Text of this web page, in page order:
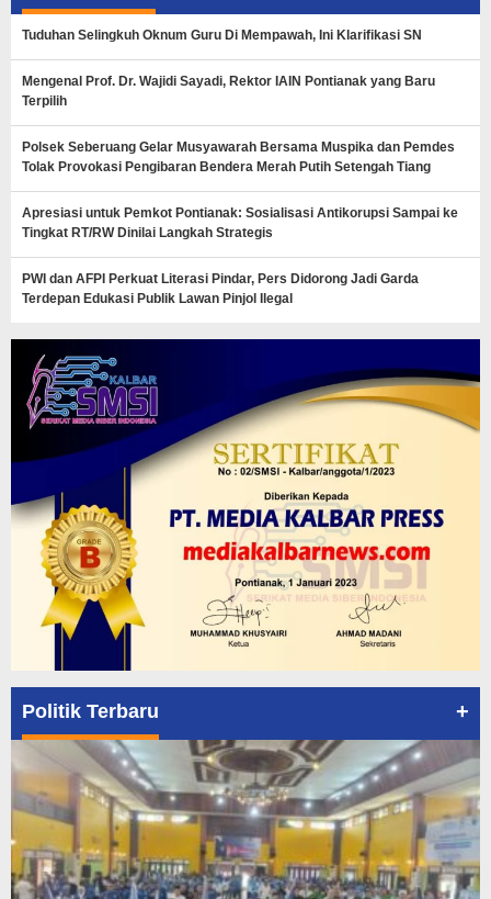
Tuduhan Selingkuh Oknum Guru Di Mempawah, Ini Klarifikasi SN
Mengenal Prof. Dr. Wajidi Sayadi, Rektor IAIN Pontianak yang Baru
Terpilih
Polsek Seberuang Gelar Musyawarah Bersama Muspika dan Pemdes
Tolak Provokasi Pengibaran Bendera Merah Putih Setengah Tiang
Apresiasi untuk Pemkot Pontianak: Sosialisasi Antikorupsi Sampai ke
Tingkat RT/RW Dinilai Langkah Strategis
PWI dan AFPI Perkuat Literasi Pindar, Pers Didorong Jadi Garda
Terdepan Edukasi Publik Lawan Pinjol Ilegal
Politik Terbaru +